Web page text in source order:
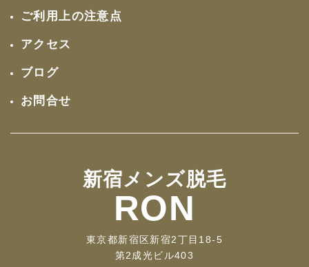
ご利用上の注意点
アクセス
ブログ
お問合せ
新宿メンズ脱毛
RON
東京都新宿区新宿2丁目18-5
第2成光ビル403